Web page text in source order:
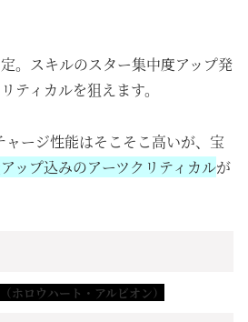
。スキルのスター集中度アップ発
ティカルを狙えます。
ージ性能はそこそこ高いが、宝
ップ込みのアーツクリティカルが
ホロウハート・アルビオン）